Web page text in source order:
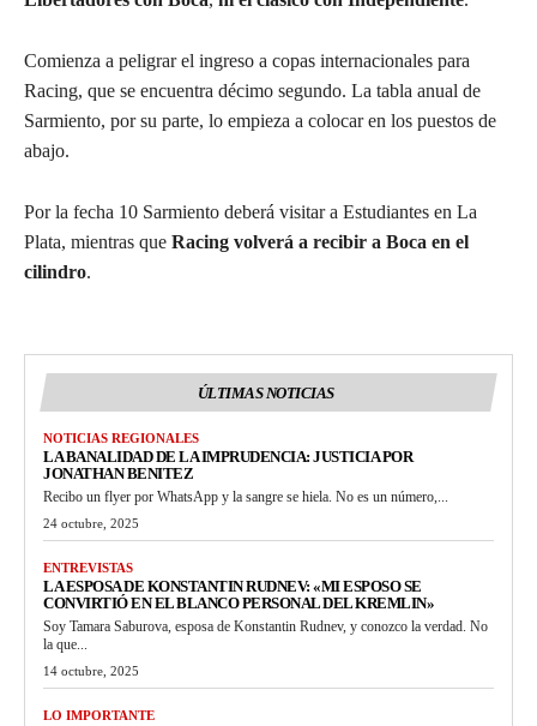
Comienza a peligrar el ingreso a copas internacionales para
Racing, que se encuentra décimo segundo. La tabla anual de
Sarmiento, por su parte, lo empieza a colocar en los puestos de
abajo.
Por la fecha 10 Sarmiento deberá visitar a Estudiantes en La
Plata, mientras que Racing volverá a recibir a Boca en el
cilindro.
ÚLTIMAS NOTICIAS
NOTICIAS REGIONALES
LA BANALIDAD DE LA IMPRUDENCIA: JUSTICIA POR
JONATHAN BENITEZ
Recibo un flyer por WhatsApp y la sangre se hiela. No es un número,...
24 octubre, 2025
ENTREVISTAS
LA ESPOSA DE KONSTANTIN RUDNEV: «MI ESPOSO SE
CONVIRTIÓ EN EL BLANCO PERSONAL DEL KREMLIN»
Soy Tamara Saburova, esposa de Konstantin Rudnev, y conozco la verdad. No
la que...
14 octubre, 2025
LO IMPORTANTE